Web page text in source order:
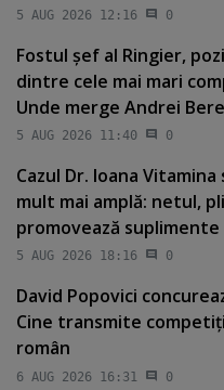
5 AUG 2026 12:16 0
Fostul şef al Ringier,
dintre cele mai mari
Unde merge Andrei
5 AUG 2026 11:40 0
Cazul Dr. Ioana
mult mai amplă: netul,
promovează
5 AUG 2026 18:16 0
David Popovici
Cine transmite
român
6 AUG 2026 16:31 0